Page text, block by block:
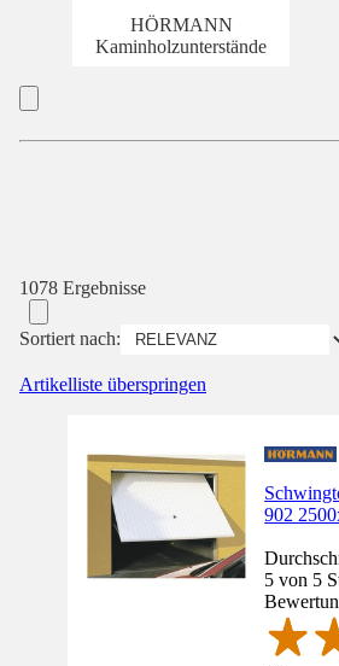
HÖRMANN
Kaminholzunterstände
1078 Ergebnisse
Sortiert nach:
Artikelliste überspringen
902
5 von 5